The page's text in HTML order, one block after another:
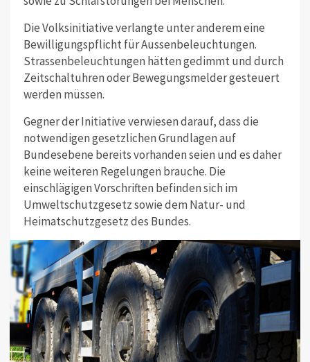
Die Volksinitiative verlangte unter anderem eine
Bewilligungspflicht für Aussenbeleuchtungen.
Strassenbeleuchtungen hätten gedimmt und durch
Zeitschaltuhren oder Bewegungsmelder gesteuert
werden müssen.
Gegner der Initiative verwiesen darauf, dass die
notwendigen gesetzlichen Grundlagen auf
Bundesebene bereits vorhanden seien und es daher
keine weiteren Regelungen brauche. Die
einschlägigen Vorschriften befinden sich im
Umweltschutzgesetz sowie dem Natur- und
Heimatschutzgesetz des Bundes.